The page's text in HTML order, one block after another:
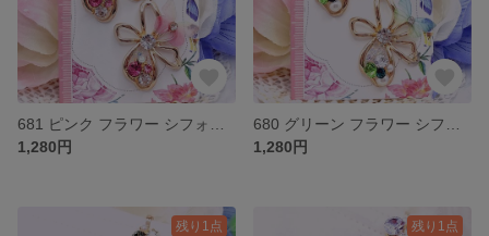
1,280円
1,280円
残り1点 残り1点